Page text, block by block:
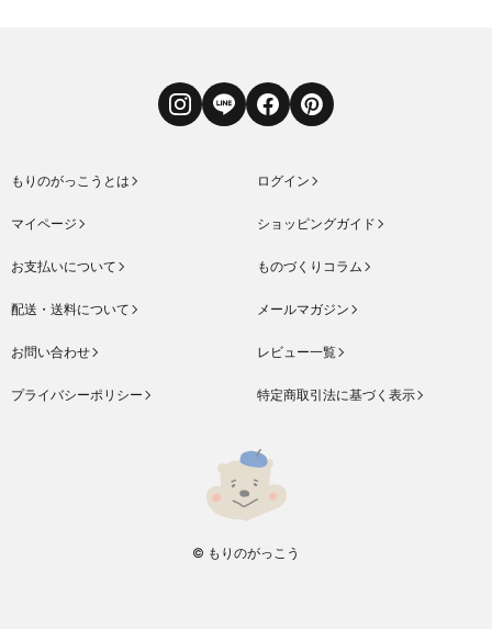
InstagramLINE FacebookPinterest
もりのがっこうとは ログイン
マイページ ショッピングガイド
お支払いについて ものづくりコラム
配送・送料について メールマガジン
お問い合わせ レビュー一覧
プライバシーポリシー 特定商取引法に基づく表示
© もりのがっこう